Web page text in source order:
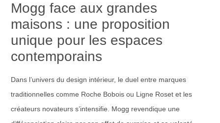
Mogg face aux grandes
maisons : une proposition
unique pour les espaces
contemporains
Dans l’univers du design intérieur, le duel entre marques
traditionnelles comme Roche Bobois ou Ligne Roset et les
créateurs novateurs s’intensifie. Mogg revendique une